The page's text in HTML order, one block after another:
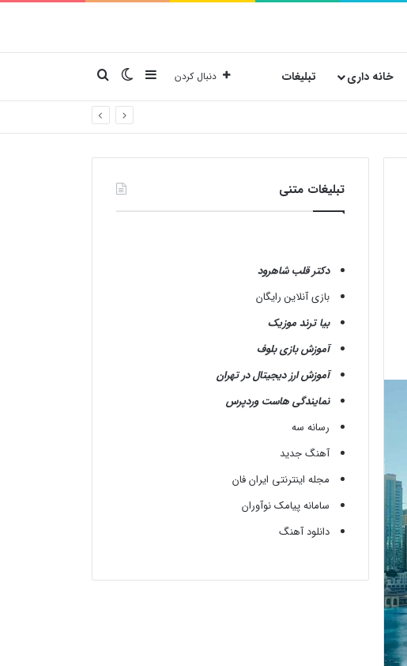
خانه داری تبلیغات دنبال کردن نوارکناریتغییر پوسته
جستجو برای
تبلیغات متنی
دکتر قلب شاهرود
بازی آنلاین رایگان
بیا ترند موزیک
آموزش بازی بلوف
آموزش ارز دیجیتال در تهران
نمایندگی هاست وردپرس
رسانه سه
آهنگ جدید
مجله اینترنتی ایران فان
سامانه پیامک نوآوران
دانلود آهنگ